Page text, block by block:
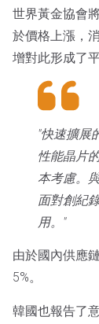
世界黃金協會
於價格上漲，
增對此形成了平
"快速擴展
性能晶片
本考慮。
面對創紀
用。"
由於國內供應
5%。
韓國也報告了